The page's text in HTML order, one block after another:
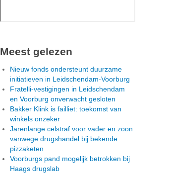
Meest gelezen
Nieuw fonds ondersteunt duurzame
initiatieven in Leidschendam-Voorburg
Fratelli-vestigingen in Leidschendam
en Voorburg onverwacht gesloten
Bakker Klink is failliet: toekomst van
winkels onzeker
Jarenlange celstraf voor vader en zoon
vanwege drugshandel bij bekende
pizzaketen
Voorburgs pand mogelijk betrokken bij
Haags drugslab